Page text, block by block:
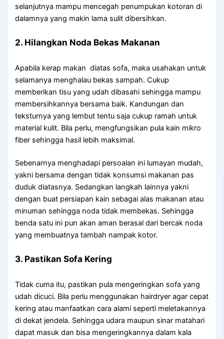
selanjutnya mampu mencegah penumpukan kotoran di
dalamnya yang makin lama sulit dibersihkan.
2. Hilangkan Noda Bekas Makanan
Apabila kerap makan diatas sofa, maka usahakan untuk
selamanya menghalau bekas sampah. Cukup
memberikan tisu yang udah dibasahi sehingga mampu
membersihkannya bersama baik. Kandungan dan
teksturnya yang lembut tentu saja cukup ramah untuk
material kulit. Bila perlu, mengfungsikan pula kain mikro
fiber sehingga hasil lebih maksimal.
Sebenarnya menghadapi persoalan ini lumayan mudah,
yakni bersama dengan tidak konsumsi makanan pas
duduk diatasnya. Sedangkan langkah lainnya yakni
dengan buat persiapan kain sebagai alas makanan atau
minuman sehingga noda tidak membekas. Sehingga
benda satu ini pun akan aman berasal dari bercak noda
yang membuatnya tambah nampak kotor.
3. Pastikan Sofa Kering
Tidak cuma itu, pastikan pula mengeringkan sofa yang
udah dicuci. Bila perlu menggunakan hairdryer agar cepat
kering atau manfaatkan cara alami seperti meletakannya
di dekat jendela. Sehingga udara maupun sinar matahari
dapat masuk dan bisa mengeringkannya dalam kala